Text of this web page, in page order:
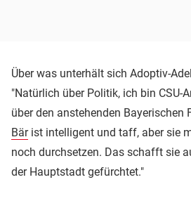
Über was unterhält sich Adoptiv-
"Natürlich über Politik, ich bin CSU-
über den anstehenden Bayerischen
Bärist intelligent und taff, aber sie
noch durchsetzen. Das schafft sie
der Hauptstadt gefürchtet."